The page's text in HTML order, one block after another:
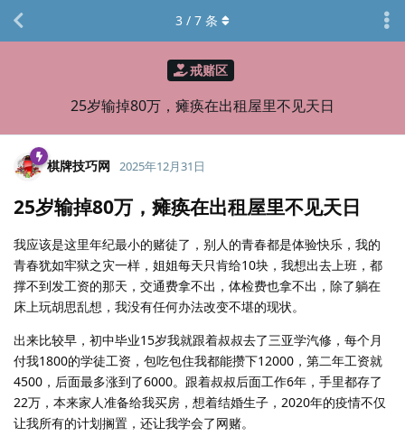
戒赌区
25岁输掉80万，瘫痪在出租屋里不见天日
3 / 7 条
棋牌技巧网 2025年12月31日
25岁输掉80万，瘫痪在出租屋里不见天日
我应该是这里年纪最小的赌徒了，别人的青春都是体验快乐，我的
青春犹如牢狱之灾一样，姐姐每天只肯给10块，我想出去上班，都
撑不到发工资的那天，交通费拿不出，体检费也拿不出，除了躺在
床上玩胡思乱想，我没有任何办法改变不堪的现状。
出来比较早，初中毕业15岁我就跟着叔叔去了三亚学汽修，每个月
付我1800的学徒工资，包吃包住我都能攒下12000，第二年工资就
4500，后面最多涨到了6000。跟着叔叔后面工作6年，手里都存了
22万，本来家人准备给我买房，想着结婚生子，2020年的疫情不仅
让我所有的计划搁置，还让我学会了网赌。